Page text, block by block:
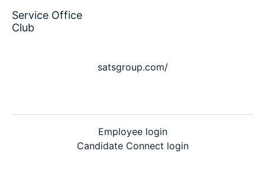
Service Office
Club
satsgroup.com/
Employee login
Candidate Connect login